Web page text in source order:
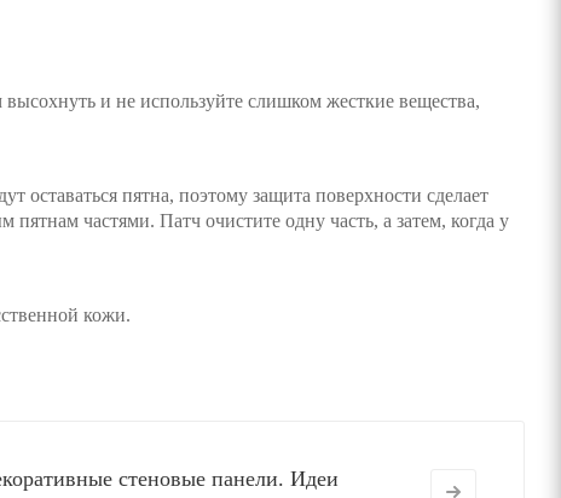
и не используйте слишком жесткие вещества,
оставаться пятна, поэтому защита поверхности сделает
частями. Патч очистите одну часть, а затем, когда у
кожи.
стеновые панели. Идеи